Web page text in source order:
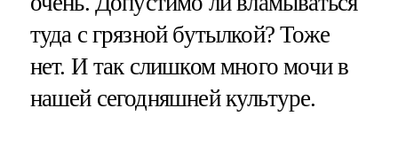
туда с грязной бутылкой? Тоже
нет. И так слишком много мочи в
нашей сегодняшней культуре.